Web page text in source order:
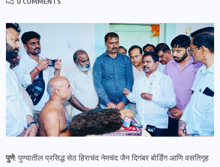
पुणे: पुण्यातील प्रसिद्ध सेठ हिराचंद नेमचंद जैन दिगंबर बोर्डिंग आणि वसतिगृह